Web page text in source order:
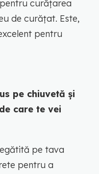
curățarea
de curățat. Este,
pentru
pe chiuvetă și
care te vei
pe tava
pentru a